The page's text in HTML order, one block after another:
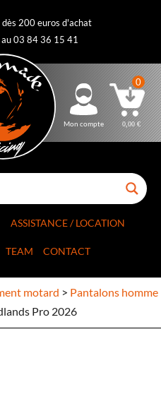
200 euros d'achat
03 84 36 15 41
Mon compte
0
0,00€
ASSISTANCE / LOCATION
TEAM CONTACT
motard > Pantalons homme
Pro 2026